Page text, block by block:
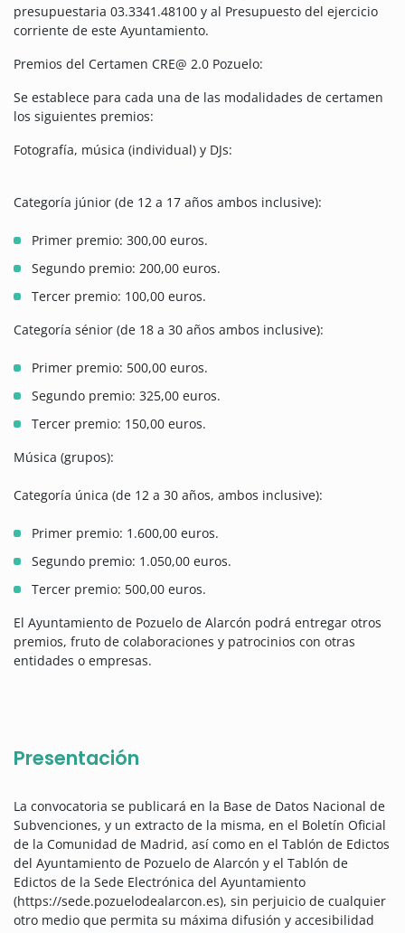
presupuestaria 03.3341.48100 y al Presupuesto del ejercicio
corriente de este Ayuntamiento.
Premios del Certamen CRE@ 2.0 Pozuelo:
Se establece para cada una de las modalidades de certamen
los siguientes premios:
Fotografía, música (individual) y DJs:
Categoría júnior (de 12 a 17 años ambos inclusive):
Primer premio: 300,00 euros.
Segundo premio: 200,00 euros.
Tercer premio: 100,00 euros.
Categoría sénior (de 18 a 30 años ambos inclusive):
Primer premio: 500,00 euros.
Segundo premio: 325,00 euros.
Tercer premio: 150,00 euros.
Música (grupos):
Categoría única (de 12 a 30 años, ambos inclusive):
Primer premio: 1.600,00 euros.
Segundo premio: 1.050,00 euros.
Tercer premio: 500,00 euros.
El Ayuntamiento de Pozuelo de Alarcón podrá entregar otros
premios, fruto de colaboraciones y patrocinios con otras
entidades o empresas.
Presentación
La convocatoria se publicará en la Base de Datos Nacional de
Subvenciones, y un extracto de la misma, en el Boletín Oficial
de la Comunidad de Madrid, así como en el Tablón de Edictos
del Ayuntamiento de Pozuelo de Alarcón y el Tablón de
Edictos de la Sede Electrónica del Ayuntamiento
(https://sede.pozuelodealarcon.es), sin perjuicio de cualquier
otro medio que permita su máxima difusión y accesibilidad